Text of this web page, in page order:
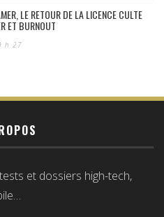
LE RETOUR DE LA LICENCE CULTE
ET BURNOUT
h 27
et dossiers high-tech,